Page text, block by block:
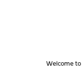
Welcome to